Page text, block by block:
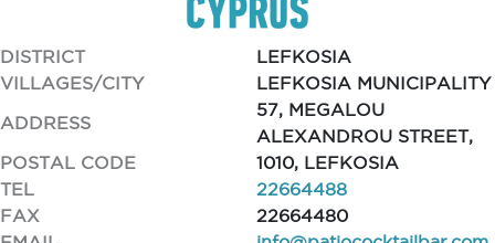
DISTRICT
LEFKOSIA
VILLAGES/CITY
LEFKOSIA MUNICIPALITY
ADDRESS
57, MEGALOU
ALEXANDROU STREET,
POSTAL CODE
1010, LEFKOSIA
TEL
22664488
FAX
22664480